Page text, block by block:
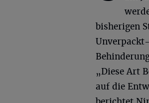
bisherigen
„Diese Art
auf die